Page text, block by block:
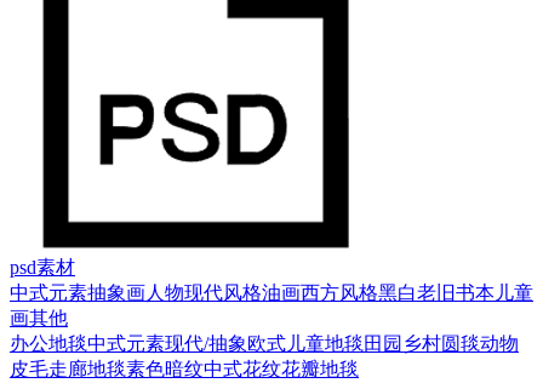
psd素材
中式元素抽象画人物现代风格油画西方风格黑白老旧书本 儿童
画其他
办公地毯中式元素现代/抽象欧式 儿童地毯 田园乡村圆毯动物
皮毛走廊地毯素色暗纹中式花纹花瓣地毯